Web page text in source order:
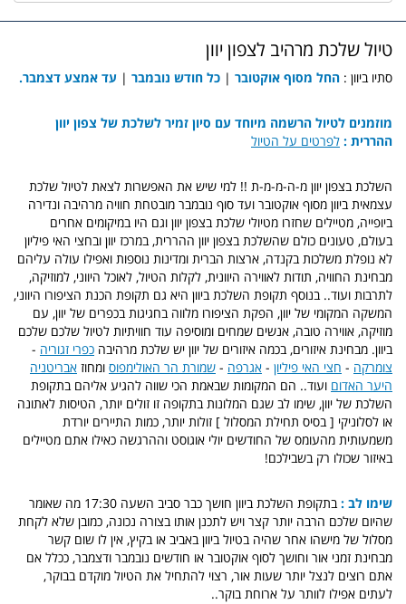
טיול שלכת מרהיב לצפון יוון
סתיו ביוון : החל מסוף אוקטובר | כל חודש נובמבר | עד אמצע דצמבר.
מוזמנים לטיול הרשמה מיוחד עם סיון זמיר לשלכת של צפון יוון
ההררית : לפרטים על הטיול
השלכת בצפון יוון מ-ה-מ-מ-ת !! למי שיש את האפשרות לצאת לטיול שלכת
עצמאית ביוון מסוף אוקטובר ועד סוף נובמבר מובטחת חוויה מרהיבה ונדירה
ביופייה, מטיילים שחזרו מטיולי שלכת בצפון יוון וגם היו במיקומים אחרים
בעולם, טעונים כולם שהשלכת בצפון יוון ההררית, במרכז יוון ובחצי האי פיליון
לא נופלת משלכות בקנדה, ארצות הברית ומדינות נוספות ואפילו עולה עליהם
מבחינת החוויה, תודות לאווירה היוונית, לקלות הטיול, לאוכל היווני, למוזיקה,
לתרבות ועוד.. בנוסף תקופת השלכת ביוון היא גם תקופת הכנת הציפורו היווני,
המשקה המקומי של יוון, הפקת הציפורו מלווה בחגיגות בכפרים של יוון, עם
מוזיקה, אווירה טובה, אנשים שמחים ומוסיפה עוד חוויתיות לטיול שלכם שלכם
ביוון. מבחינת איזורים, בכמה איזורים של יוון יש שלכת מרהיבה כפרי זגוריה -
צומרקה - חצי האי פיליון - אגרפה - שמורת הר האולימפוס ומחוז אבריטניה
היער האדום ועוד.. הם המקומות שבאמת הכי שווה להגיע אליהם בתקופת
השלכת של יוון, שימו לב שגם המלונות בתקופה זו זולים יותר, הטיסות לאתונה
או לסלוניקי [ בסיס תחילת המסלול ] זולות יותר, כמות התיירים יורדת
משמעותית מהעומס של החודשים יולי אוגוסט וההרגשה כאילו אתם מטיילים
באיזור שכולו רק בשבילכם!
שימו לב :
בתקופת השלכת ביוון חושך כבר סביב השעה 17:30 מה שאומר
שהיום שלכם הרבה יותר קצר ויש לתכנן אותו בצורה נכונה, כמובן שלא לקחת
מסלול של מישהו אחר שהיה בטיול ביוון באביב או בקיץ, אין לו שום קשר
מבחינת זמני אור וחושך לסוף אוקטובר או חודשים נובמבר ודצמבר, ככלל אם
אתם רוצים לנצל יותר שעות אור, רצוי להתחיל את הטיול מוקדם בבוקר,
לעתים אפילו לוותר על ארוחת בוקר..